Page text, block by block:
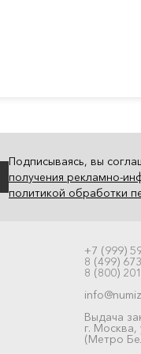
Подписываясь, вы
получения рекламно-
политикой обработки
+7 (999)
8 (499)
8 (800)
Выдача
г. Москва,
(Метро